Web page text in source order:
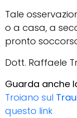
Tale
o a casa, a
pronto
Dott. Raffaele
Guarda anche
Troiano sul
questo link